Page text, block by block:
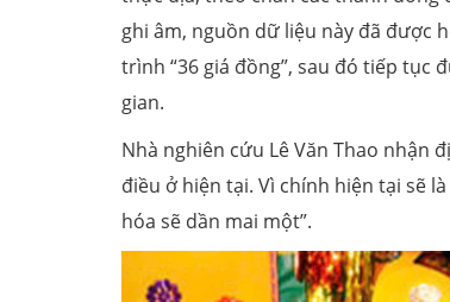
ghi âm, nguồn dữ liệu này đã được
trình “36 giá đồng”, sau đó tiếp tục
gian.
Nhà nghiên cứu Lê Văn Thao nhận
điều ở hiện tại. Vì chính hiện tại sẽ
hóa sẽ dần mai một”.